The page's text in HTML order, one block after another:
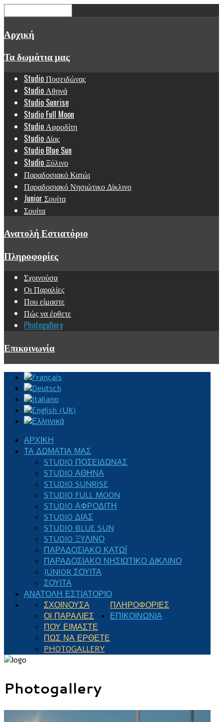
Αρχική
Τα δωμάτια μας
Studio Ποσειδώνας
Studio Αθηνά
Studio Sunrise
Studio Full Moon
Studio Αφροδίτη
Studio Δίας
Studio Blue Sun
Studio Ξύλινο
Παραδοσιακό Κατώι
Παραδοσιακό Νησιώτικο Δίκλινο
Junior Σουίτα
Σουίτα
Ανατολή Εστιατόριο
Πληροφορίες
Σχοινούσα
Οι Παραλίες
Που είμαστε
Πώς να έρθετε
Photogallery
Επικοινωνία
ΑΡΧΙΚΉ
ΤΑ ΔΩΜΆΤΙΑ ΜΑΣ
STUDIO ΠΟΣΕΙΔΏΝΑΣ
STUDIO ΑΘΗΝΆ
STUDIO SUNRISE
STUDIO FULL MOON
STUDIO ΑΦΡΟΔΊΤΗ
STUDIO ΔΊΑΣ
STUDIO BLUE SUN
STUDIO ΞΎΛΙΝΟ
ΠΑΡΑΔΟΣΙΑΚΌ ΚΑΤΏΙ
ΠΑΡΑΔΟΣΙΑΚΌ ΝΗΣΙΏΤΙΚΟ ΔΊΚΛΙΝΟ
JUNIOR ΣΟΥΊΤΑ
ΣΟΥΊΤΑ
ΑΝΑΤΟΛΉ ΕΣΤΙΑΤΌΡΙΟ
ΠΛΗΡΟΦΟΡΊΕΣ
ΣΧΟΙΝΟΎΣΑ
ΟΙ ΠΑΡΑΛΊΕΣ
ΠΟΥ ΕΊΜΑΣΤΕ
ΠΏΣ ΝΑ ΈΡΘΕΤΕ
PHOTOGALLERY
ΕΠΙΚΟΙΝΩΝΊΑ
Photogallery